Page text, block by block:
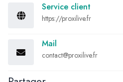
Service client
https://proxilive.fr
Mail
contact@proxilive.fr